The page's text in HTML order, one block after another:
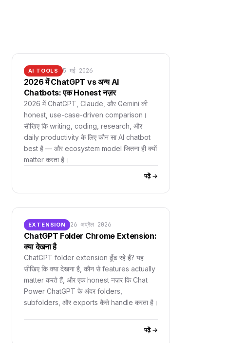
AI TOOLS 5 मई 2026
2026 में ChatGPT vs अन्य AI
Chatbots: एक Honest नज़र
2026 में ChatGPT, Claude, और Gemini की
honest, use-case-driven comparison।
सीखिए कि writing, coding, research, और
daily productivity के लिए कौन सा AI chatbot
best है — और ecosystem model जितना ही क्यों
matter करता है।
पढ़ें →
EXTENSION 26 अप्रैल 2026
ChatGPT Folder Chrome Extension:
क्या देखना है
ChatGPT folder extension ढूँढ रहे हैं? यह
सीखिए कि क्या देखना है, कौन से features actually
matter करते हैं, और एक honest नज़र कि Chat
Power ChatGPT के अंदर folders,
subfolders, और exports कैसे handle करता है।
पढ़ें →